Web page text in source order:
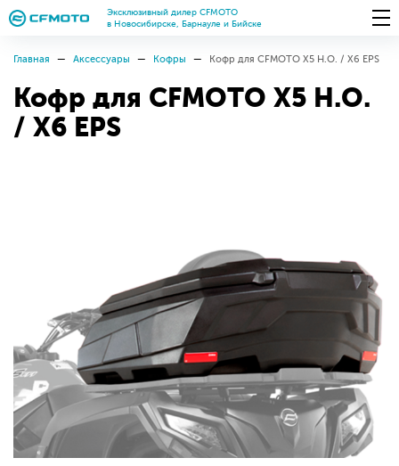
Эксклюзивный дилер CFMOTO
в Новосибирске, Барнауле и Бийске
Главная Аксессуары Кофры Кофр для CFMOTO X5 H.O. / X6 EPS
Кофр для CFMOTO X5 H.O.
/ X6 EPS